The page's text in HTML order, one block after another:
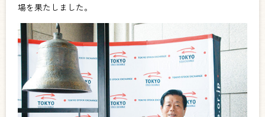
場を果たしました。